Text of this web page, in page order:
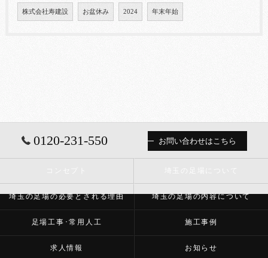
株式会社寿建設 お盆休み 2024 年末年始
0120-231-550 お問い合わせはこちら
埼玉の足場の必要とされる理由 埼玉の足場の内容について
足場工事･常用人工 施工事例
求人情報 お知らせ